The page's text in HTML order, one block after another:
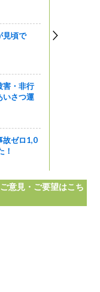
見頃で
害・非行
いさつ運
故ゼロ1,0
！
意見・ご要望はこち